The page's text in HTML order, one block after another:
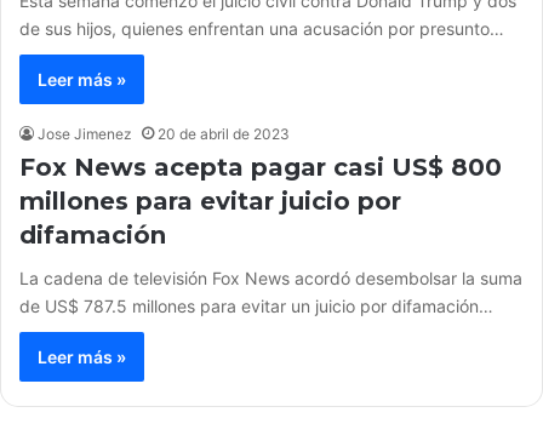
de sus hijos, quienes enfrentan una acusación por presunto…
Leer más »
Jose Jimenez 20 de abril de 2023
Fox News acepta pagar casi US$ 800
millones para evitar juicio por
difamación
La cadena de televisión Fox News acordó desembolsar la suma
de US$ 787.5 millones para evitar un juicio por difamación…
Leer más »